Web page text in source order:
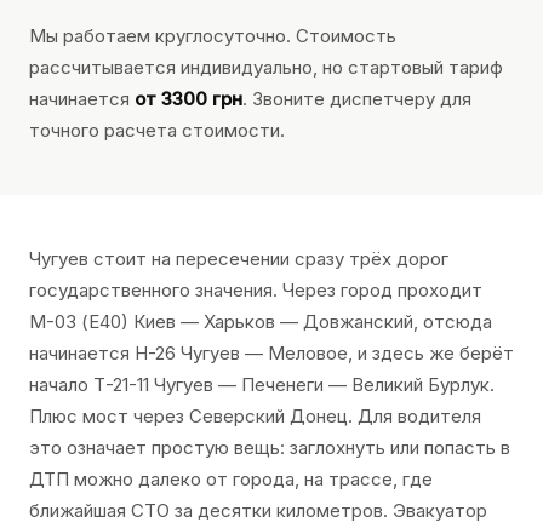
Мы работаем круглосуточно. Стоимость
рассчитывается индивидуально, но стартовый тариф
начинается от 3300 грн. Звоните диспетчеру для
точного расчета стоимости.
Чугуев стоит на пересечении сразу трёх дорог
государственного значения. Через город проходит
М-03 (Е40) Киев — Харьков — Довжанский, отсюда
начинается Н-26 Чугуев — Меловое, и здесь же берёт
начало Т-21-11 Чугуев — Печенеги — Великий Бурлук.
Плюс мост через Северский Донец. Для водителя
это означает простую вещь: заглохнуть или попасть в
ДТП можно далеко от города, на трассе, где
ближайшая СТО за десятки километров. Эвакуатор